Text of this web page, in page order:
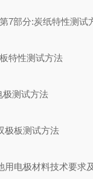
7部分:炭纸特性测试
特性测试方法
极测试方法
极板测试方法
电极材料技术要求